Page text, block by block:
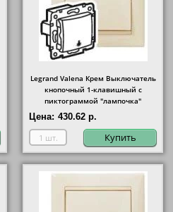
Legrand Valena Крем Выключатель
кнопочный 1-клавишный с
пиктограммой "лампочка"
Цена: 430.62 р.
Купить